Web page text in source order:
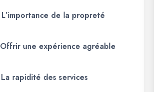
L’importance de la propreté
Offrir une expérience agréable
La rapidité des services